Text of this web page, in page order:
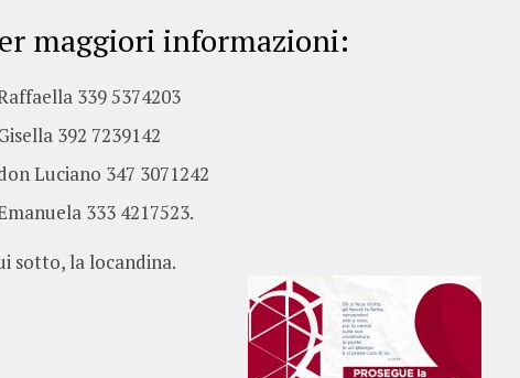
maggiori informazioni:
339 5374203
392 7239142
Luciano 347 3071242
333 4217523.
sotto, la locandina.